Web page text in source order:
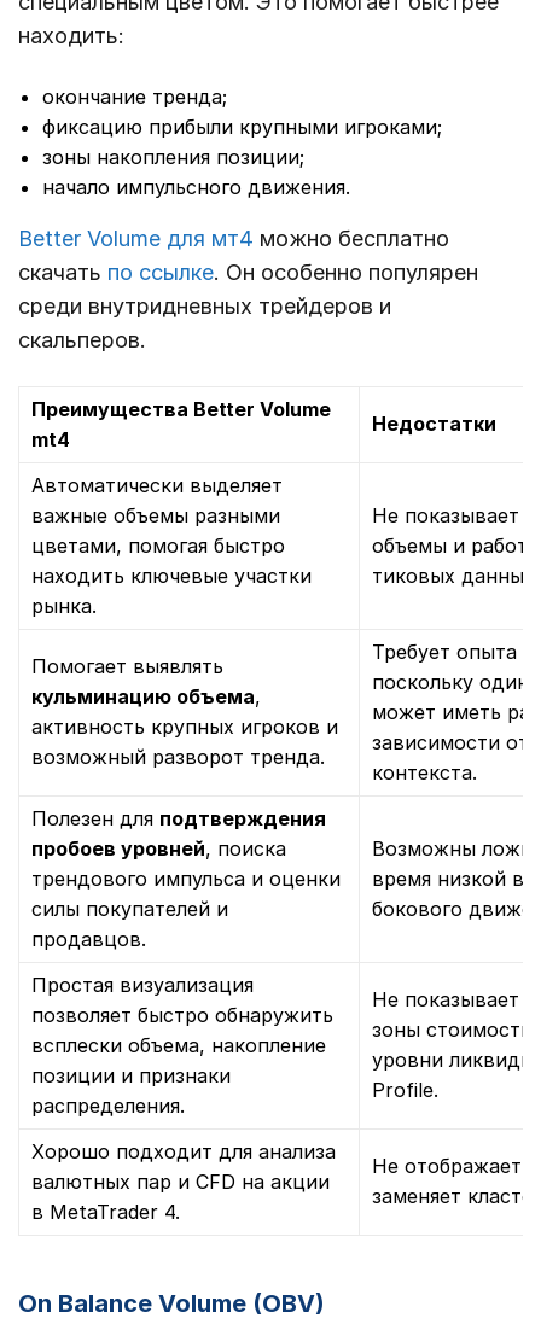
находить:
окончание тренда;
фиксацию прибыли крупными игроками;
зоны накопления позиции;
начало импульсного движения.
Better Volume для мт4 можно бесплатно
скачать по ссылке. Он особенно популярен
среди внутридневных трейдеров и
скальперов.
Преимущества Better Volume
mt4
Недостатки
Автоматически выделяет
важные объемы разными
цветами, помогая быстро
находить ключевые участки
рынка.
Не показывает
объемы и
тиковых данных
Помогает выявлять
кульминацию объема,
активность крупных игроков и
возможный разворот тренда.
Требует опыта
поскольку один
может иметь
зависимости от
контекста.
Полезен для подтверждения
пробоев уровней, поиска
трендового импульса и оценки
силы покупателей и
продавцов.
Возможны
время низкой
бокового
Простая визуализация
позволяет быстро обнаружить
всплески объема, накопление
позиции и признаки
распределения.
Не показывает
зоны стоимости
уровни
Profile.
Хорошо подходит для анализа
валютных пар и CFD на акции
в MetaTrader 4.
Не отображает
заменяет
On Balance Volume (OBV)